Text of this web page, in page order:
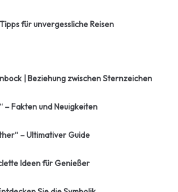
für unvergessliche Reisen
| Beziehung zwischen Sternzeichen
– Fakten und Neuigkeiten
– Ultimativer Guide
Ideen für Genießer